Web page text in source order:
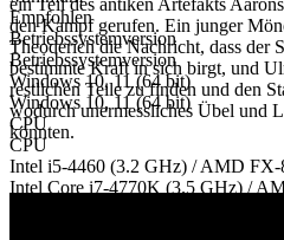
ein Teil des antiken Artefakts
den Kampf gerufen. Ein junger
Theoderich die Nachricht, dass der
bestimmte Kraft in sich birgt, und
restlichen Teile zu finden und den
wodurch unermessliches Übel und
könnten.
Empfohlen
Betriebssystemversion
Betriebssystemversion
Windows 10, 11 (64 bit)
Windows 10, 11 (64 bit)
CPU
CPU
Intel i5-4460 (3.2 GHz) / AMD FX-
Intel Core i7-4770K (3.5 GHz) /